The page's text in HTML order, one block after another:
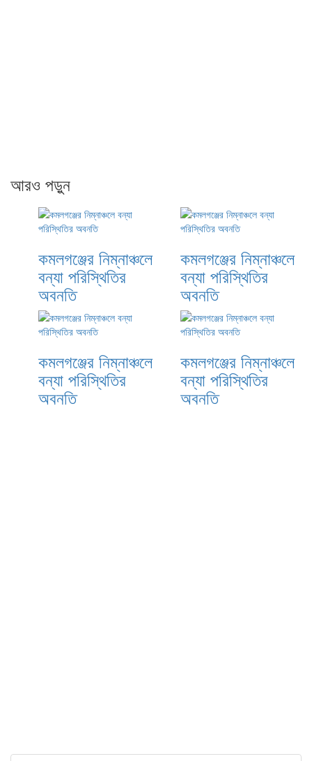
আরও পড়ুন
কমলগঞ্জের নিম্নাঞ্চলে
বন্যা পরিস্থিতির
অবনতি
কমলগঞ্জের নিম্নাঞ্চলে
বন্যা পরিস্থিতির
অবনতি
কমলগঞ্জের নিম্নাঞ্চলে
বন্যা পরিস্থিতির
অবনতি
কমলগঞ্জের নিম্নাঞ্চলে
বন্যা পরিস্থিতির
অবনতি